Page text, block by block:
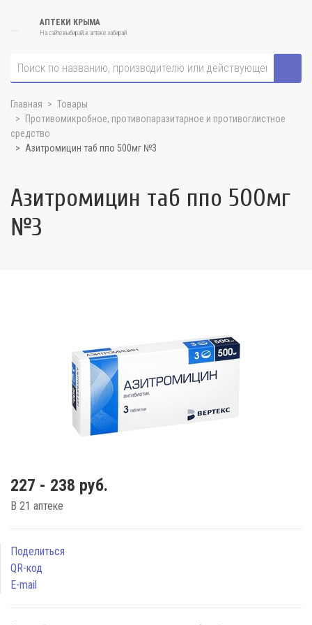
АПТЕКИ КРЫМА
На сайте выбирай, в аптеке забирай
Главная
Товары
Противомикробное, противопаразитарное и противоглистное
средство
Азитромицин таб ппо 500мг №3
Азитромицин таб ппо 500мг
№3
227 - 238 руб.
В 21 аптеке
Поделиться
QR-код
E-mail